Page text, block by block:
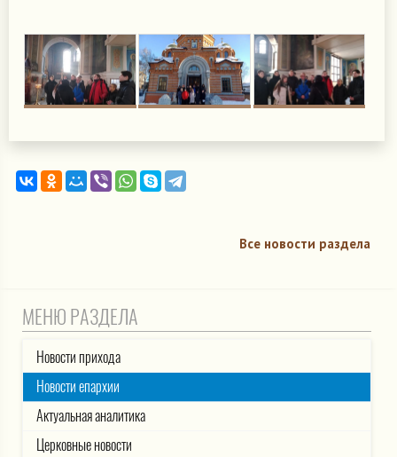
Все новости раздела
МЕНЮ РАЗДЕЛА
Новости прихода
Новости епархии
Актуальная аналитика
Церковные новости